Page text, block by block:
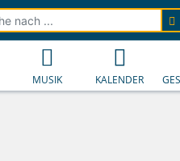
MUSIK KALENDER